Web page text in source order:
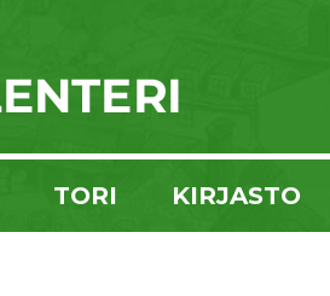
TORI KIRJASTO